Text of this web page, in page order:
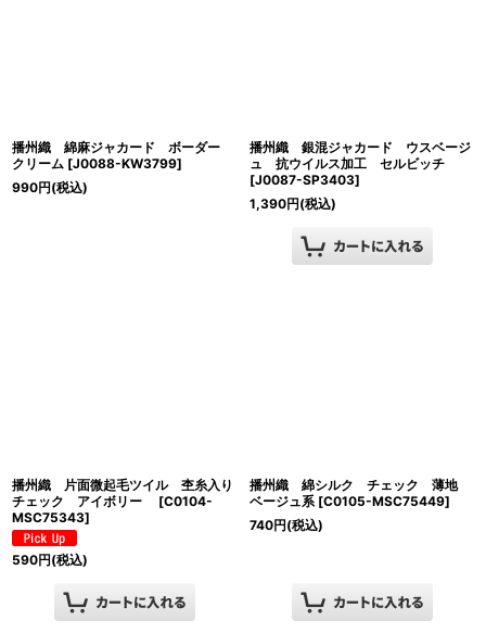
播州織 綿麻ジャカード ボーダー
クリーム [J0088-KW3799]
990円(税込)
播州織 銀混ジャカード ウスベージ
ュ 抗ウイルス加工 セルビッチ
[J0087-SP3403]
1,390円(税込)
播州織 片面微起毛ツイル 杢糸入り
チェック アイボリー
[C0104-
MSC75343]
590円(税込)
播州織 綿シルク チェック 薄地
ベージュ系 [C0105-MSC75449]
740円(税込)